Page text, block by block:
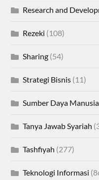
Research and
Rezeki (108)
Sharing (54)
Strategi Bisnis (11)
Sumber Daya Manusia
Tanya Jawab Syariah
Tashfiyah (277)
Teknologi Informasi